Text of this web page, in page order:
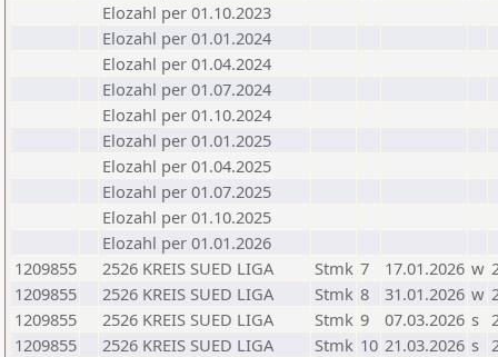
Elozahl per 01.10.2023
Elozahl per 01.01.2024
Elozahl per 01.04.2024
Elozahl per 01.07.2024
Elozahl per 01.10.2024
Elozahl per 01.01.2025
Elozahl per 01.04.2025
Elozahl per 01.07.2025
Elozahl per 01.10.2025
Elozahl per 01.01.2026
1209855
2526 KREIS SUED LIGA Stmk 7 17.01.2026 w
1209855
2526 KREIS SUED LIGA Stmk 8 31.01.2026 w
1209855
2526 KREIS SUED LIGA Stmk 9 07.03.2026 s
1209855
2526 KREIS SUED LIGA Stmk 10 21.03.2026 s